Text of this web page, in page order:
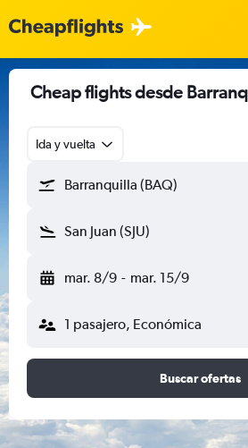
Cheap flights desde
Ida y vuelta
Barranquilla (BAQ)
San Juan (SJU)
mar. 8/9 - mar. 15/9
1 pasajero, Económica
Buscar ofertas